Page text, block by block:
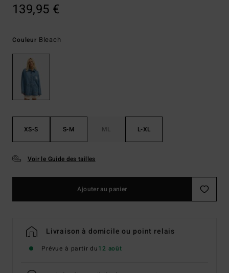
139,95 €
Couleur Bleach
XS-S S-M ML L-XL
Voir le Guide des tailles
Ajouter au panier
Livraison à domicile ou point relais
Prévue à partir du12 août